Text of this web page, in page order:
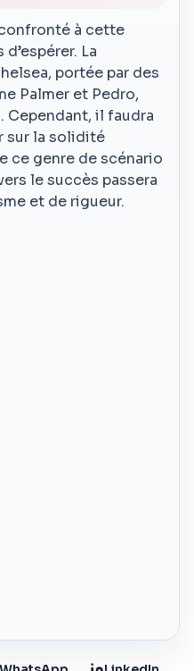
à cette
La
portée par des
Palmer et Pedro,
Cependant, il faudra
sur la solidité
ce genre de scénario
le succès passera
et de rigueur.